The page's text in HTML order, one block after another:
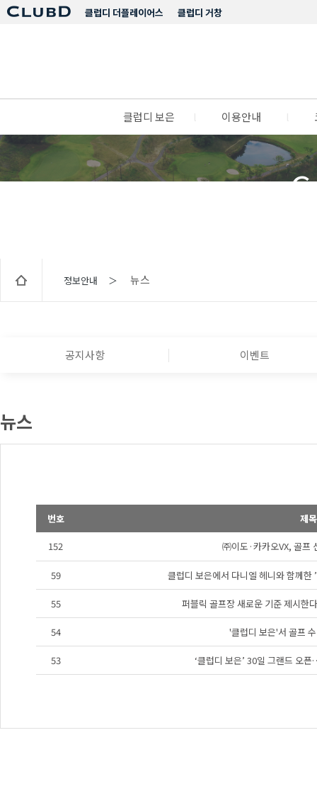
클럽디 거창
클럽디 더플레이어스
클럽디 보은 이용안내
정보안내 ＞ 뉴스
공지사항 이벤트
뉴스
번호 제목
152 ㈜이도·카카오VX, 골프
59 클럽디 보은에서 다니엘 헤니와 함께한
55 퍼블릭 골프장 새로운 기준 제시한
54 '클럽디 보은'서 골프
53 ‘클럽디 보은’ 30일 그랜드 오